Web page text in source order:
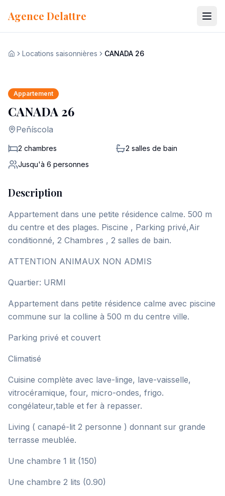
Agence Delattre
AccueilLocations saisonnières CANADA 26Voir les 16 photos
Appartement
CANADA 26
Peñíscola
2 chambres 2 salles de bain
Jusqu'à 6 personnes
Description
Appartement dans une petite résidence calme. 500 m
du centre et des plages. Piscine , Parking privé,Air
conditionné, 2 Chambres , 2 salles de bain.
ATTENTION ANIMAUX NON ADMIS
Quartier: URMI
Appartement dans petite résidence calme avec piscine
commune sur la colline à 500 m du centre ville.
Parking privé et couvert
Climatisé
Cuisine complète avec lave-linge, lave-vaisselle,
vitrocéramique, four, micro-ondes, frigo.
congélateur,table et fer à repasser.
Living ( canapé-lit 2 personne ) donnant sur grande
terrasse meublée.
Une chambre 1 lit (150)
Une chambre 2 lits (0.90)